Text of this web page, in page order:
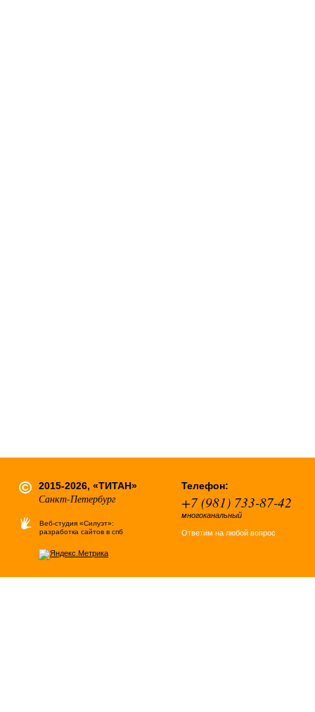
2015-2026, «ТИТАН»
Санкт-Петербург
Веб-студия «Силуэт»:
разработка сайтов в спб
Телефон:
+7 (981) 733-87-42
многоканальный
Ответим на любой вопрос